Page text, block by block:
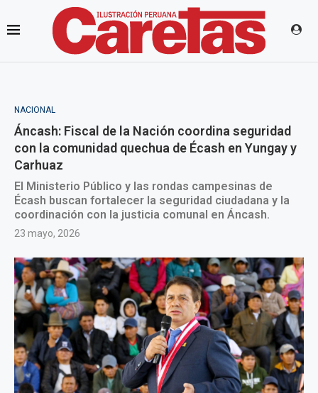
NACIONAL
Áncash: Fiscal de la Nación coordina seguridad
con la comunidad quechua de Écash en Yungay y
Carhuaz
El Ministerio Público y las rondas campesinas de
Écash buscan fortalecer la seguridad ciudadana y la
coordinación con la justicia comunal en Áncash.
23 mayo, 2026